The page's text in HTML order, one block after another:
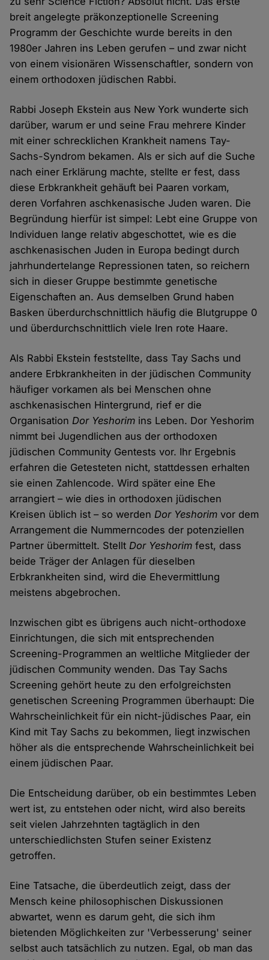
breit angelegte präkonzeptionelle Screening
Programm der Geschichte wurde bereits in den
1980er Jahren ins Leben gerufen – und zwar nicht
von einem visionären Wissenschaftler, sondern von
einem orthodoxen jüdischen Rabbi.
Rabbi Joseph Ekstein aus New York wunderte sich
darüber, warum er und seine Frau mehrere Kinder
mit einer schrecklichen Krankheit namens Tay-
Sachs-Syndrom bekamen. Als er sich auf die Suche
nach einer Erklärung machte, stellte er fest, dass
diese Erbkrankheit gehäuft bei Paaren vorkam,
deren Vorfahren aschkenasische Juden waren. Die
Begründung hierfür ist simpel: Lebt eine Gruppe von
Individuen lange relativ abgeschottet, wie es die
aschkenasischen Juden in Europa bedingt durch
jahrhundertelange Repressionen taten, so reichern
sich in dieser Gruppe bestimmte genetische
Eigenschaften an. Aus demselben Grund haben
Basken überdurchschnittlich häufig die Blutgruppe 0
und überdurchschnittlich viele Iren rote Haare.
Als Rabbi Ekstein feststellte, dass Tay Sachs und
andere Erbkrankheiten in der jüdischen Community
häufiger vorkamen als bei Menschen ohne
aschkenasischen Hintergrund, rief er die
OrganisationDor Yeshorim ins Leben. Dor Yeshorim
nimmt bei Jugendlichen aus der orthodoxen
jüdischen Community Gentests vor. Ihr Ergebnis
erfahren die Getesteten nicht, stattdessen erhalten
sie einen Zahlencode. Wird später eine Ehe
arrangiert – wie dies in orthodoxen jüdischen
Kreisen üblich ist – so werdenDor Yeshorimvor dem
Arrangement die Nummerncodes der potenziellen
Partner übermittelt. StelltDor Yeshorim fest, dass
beide Träger der Anlagen für dieselben
Erbkrankheiten sind, wird die Ehevermittlung
meistens abgebrochen.
Inzwischen gibt es übrigens auch nicht-orthodoxe
Einrichtungen, die sich mit entsprechenden
Screening-Programmen an weltliche Mitglieder der
jüdischen Community wenden. Das Tay Sachs
Screening gehört heute zu den erfolgreichsten
genetischen Screening Programmen überhaupt: Die
Wahrscheinlichkeit für ein nicht-jüdisches Paar, ein
Kind mit Tay Sachs zu bekommen, liegt inzwischen
höher als die entsprechende Wahrscheinlichkeit bei
einem jüdischen Paar.
Die Entscheidung darüber, ob ein bestimmtes Leben
wert ist, zu entstehen oder nicht, wird also bereits
seit vielen Jahrzehnten tagtäglich in den
unterschiedlichsten Stufen seiner Existenz
getroffen.
Eine Tatsache, die überdeutlich zeigt, dass der
Mensch keine philosophischen Diskussionen
abwartet, wenn es darum geht, die sich ihm
bietenden Möglichkeiten zur 'Verbesserung' seiner
selbst auch tatsächlich zu nutzen. Egal, ob man das